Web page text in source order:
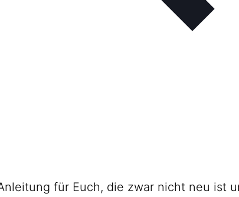
für Euch, die zwar nicht neu ist